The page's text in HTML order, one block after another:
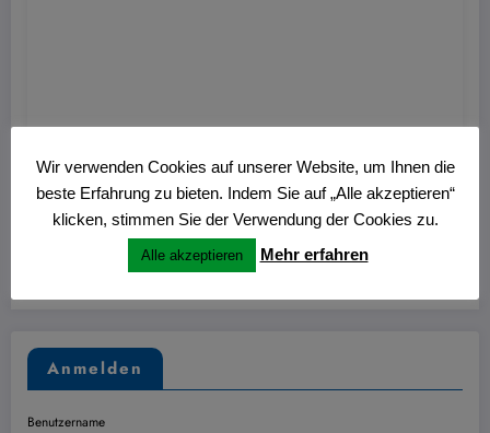
Nitschmann Ausstellung im Kulturzentrum
Westring
27. Juni 2026
Anmelden
Benutzername
Wir verwenden Cookies auf unserer Website, um Ihnen die
beste Erfahrung zu bieten. Indem Sie auf „Alle akzeptieren“
klicken, stimmen Sie der Verwendung der Cookies zu.
Alle akzeptieren Mehr erfahren